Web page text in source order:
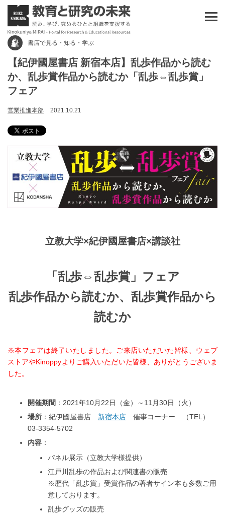
書店で見る・知る・学ぶ
【紀伊國屋書店 新宿本店】乱歩作品から読む
か、乱歩賞作品から読むか「乱歩⇔乱歩賞」
フェア
営業推進本部 2021.10.21
立教大学×紀伊國屋書店×講談社
「乱歩⇔乱歩賞」フェア
乱歩作品から読むか、乱歩賞作品から
読むか
※本フェアは終了いたしました。ご来店いただいた皆様、ウェブ
ストアやKinoppyよりご購入いただいた皆様、ありがとうございま
した。
開催期間 ：2021年10月22日（金）～11月30日（火）
場所 ：紀伊國屋書店 新宿本店 催事コーナー （TEL）
03-3354-5702
内容 ：
パネル展示（立教大学様提供）
江戸川乱歩の作品および関連書の販売
※歴代「乱歩賞」受賞作品の著者サイン本も多数ご用
意しております。
乱歩グッズの販売